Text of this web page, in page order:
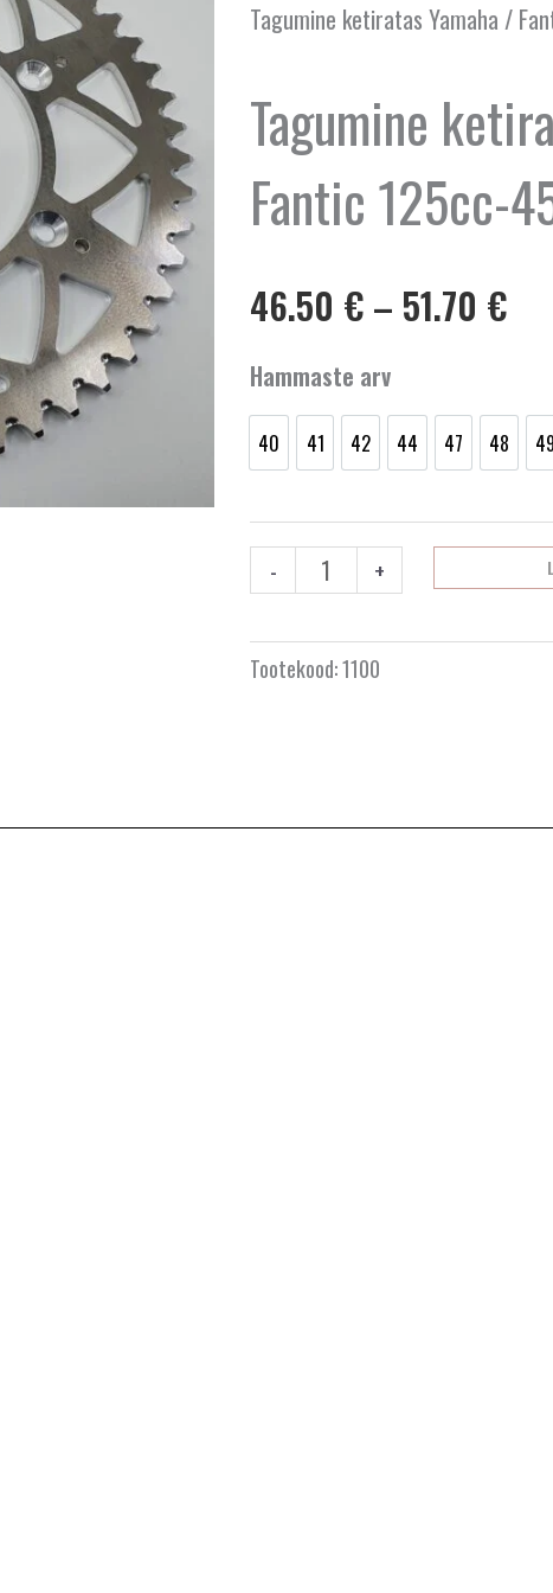
Tagumine ketiratas Yamaha /
Tagumine
Fantic 125cc-
46.50 € – 51.70 €
Hammaste arv
40
40
41
41
42
42
44
44
47
47
48
48
49
-
Tagumine
ketiratas
Yamaha
/
125cc-
450cc
kogus
+
Tootekood:1100